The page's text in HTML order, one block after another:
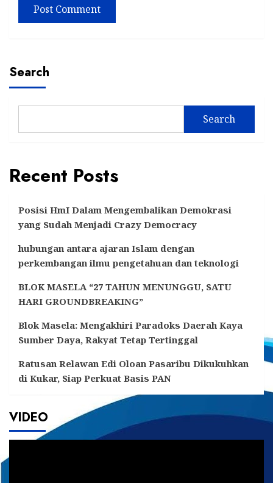
Search
Search
Recent Posts
Posisi HmI Dalam Mengembalikan Demokrasi
yang Sudah Menjadi Crazy Democracy
hubungan antara ajaran Islam dengan
perkembangan ilmu pengetahuan dan teknologi
BLOK MASELA “27 TAHUN MENUNGGU, SATU
HARI GROUNDBREAKING”
Blok Masela: Mengakhiri Paradoks Daerah Kaya
Sumber Daya, Rakyat Tetap Tertinggal
Ratusan Relawan Edi Oloan Pasaribu Dikukuhkan
di Kukar, Siap Perkuat Basis PAN
VIDEO